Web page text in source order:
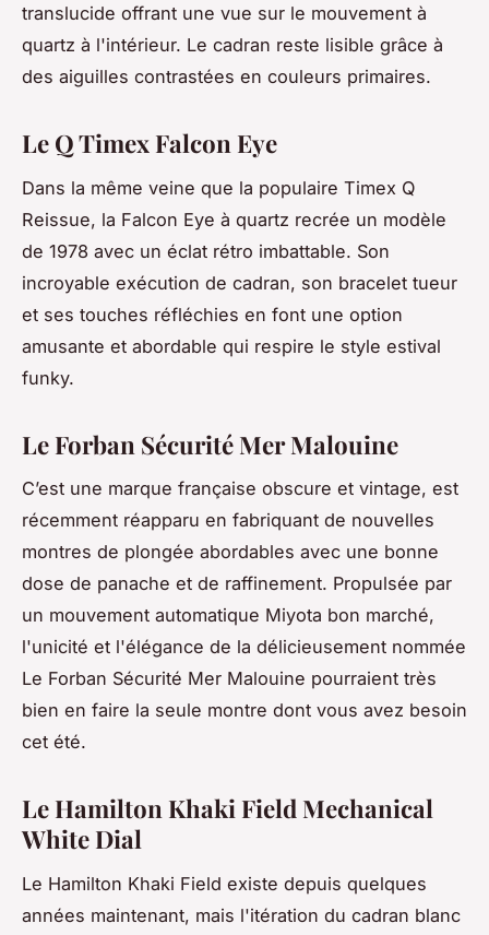
translucide offrant une vue sur le mouvement à
quartz à l'intérieur. Le cadran reste lisible grâce à
des aiguilles contrastées en couleurs primaires.
Le Q Timex Falcon Eye
Dans la même veine que la populaire Timex Q
Reissue, la Falcon Eye à quartz recrée un modèle
de 1978 avec un éclat rétro imbattable. Son
incroyable exécution de cadran, son bracelet tueur
et ses touches réfléchies en font une option
amusante et abordable qui respire le style estival
funky.
Le Forban Sécurité Mer Malouine
C’est une marque française obscure et vintage, est
récemment réapparu en fabriquant de nouvelles
montres de plongée abordables avec une bonne
dose de panache et de raffinement. Propulsée par
un mouvement automatique Miyota bon marché,
l'unicité et l'élégance de la délicieusement nommée
Le Forban Sécurité Mer Malouine pourraient très
bien en faire la seule montre dont vous avez besoin
cet été.
Le Hamilton Khaki Field Mechanical
White Dial
Le Hamilton Khaki Field existe depuis quelques
années maintenant, mais l'itération du cadran blanc